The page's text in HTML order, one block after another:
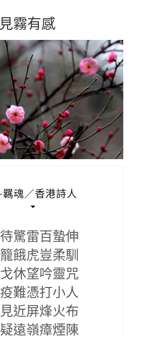
霧有感
羈魂／香港詩人
驚雷百蟄伸
餓虎豈柔馴
休望吟靈咒
難憑打小人
近屏烽火布
遠嶺瘴煙陳